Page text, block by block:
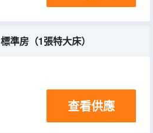
標準房（1張特大床）
查看供應